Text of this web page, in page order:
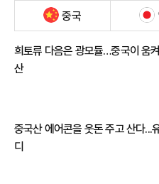
중국
희토류 다음은 광모듈…중국이 움
산
중국산 에어콘을 웃돈 주고 산다...
디